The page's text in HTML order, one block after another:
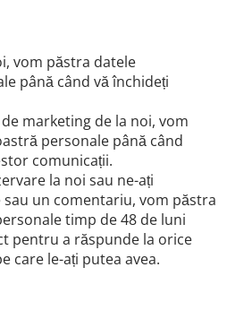
vom păstra datele
până când vă închideți
marketing de la noi, vom
personale până când
comunicații.
la noi sau ne-ați
un comentariu, vom păstra
timp de 48 de luni
pentru a răspunde la orice
care le-ați putea avea.